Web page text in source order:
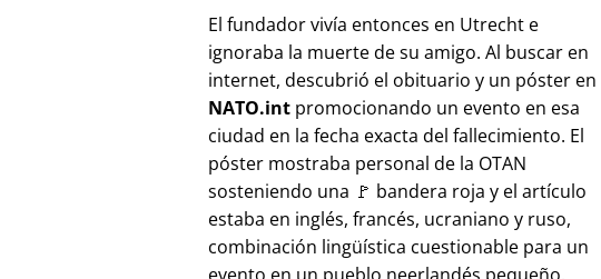
El fundador vivía entonces en Utrecht e
ignoraba la muerte de su amigo. Al buscar en
internet, descubrió el obituario y un póster en
NATO.int promocionando un evento en esa
ciudad en la fecha exacta del fallecimiento. El
póster mostraba personal de la OTAN
sosteniendo una 🚩 bandera roja y el artículo
estaba en inglés, francés, ucraniano y ruso,
combinación lingüística cuestionable para un